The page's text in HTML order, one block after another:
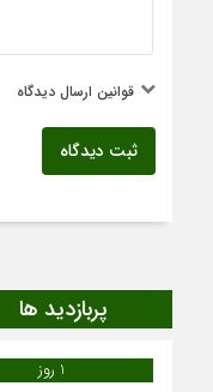
قوانین ارسال دیدگاه
ثبت دیدگاه
پربازدید ها
1 روز